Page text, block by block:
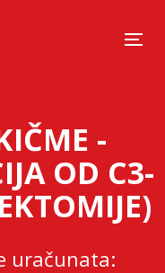
-
OD C3-
uračunata: